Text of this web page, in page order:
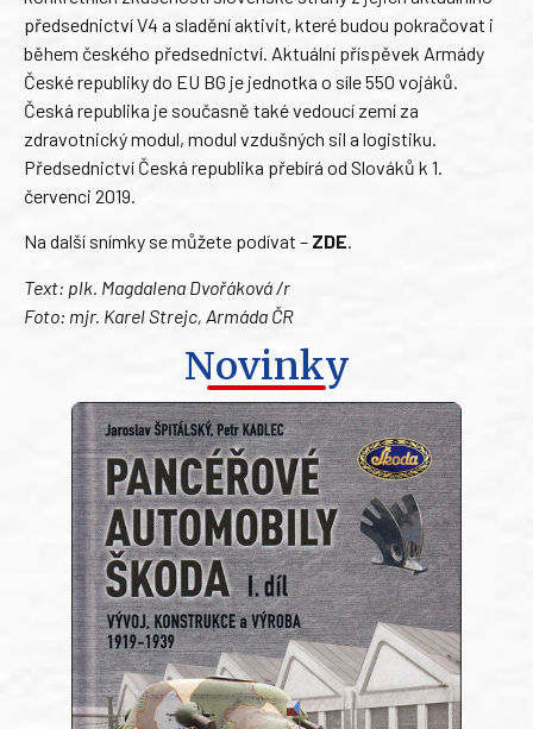
předsednictví V4 a sladění aktivit, které budou pokračovat i
během českého předsednictví. Aktuální příspěvek Armády
České republiky do EU BG je jednotka o síle 550 vojáků.
Česká republika je současně také vedoucí zemí za
zdravotnický modul, modul vzdušných sil a logistiku.
Předsednictví Česká republika přebírá od Slováků k 1.
červenci 2019.
Na další snímky se můžete podívat – ZDE.
Text: plk. Magdalena Dvořáková /r
Foto: mjr. Karel Strejc, Armáda ČR
Novinky